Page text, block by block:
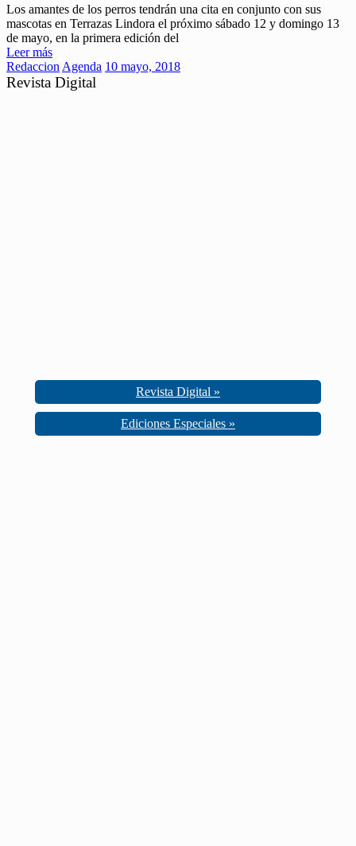
Los amantes de los perros tendrán una cita en conjunto con sus
mascotas en Terrazas Lindora el próximo sábado 12 y domingo 13
de mayo, en la primera edición del
Leer más
Redaccion Agenda 10 mayo, 2018
Revista Digital
Revista Digital »
Ediciones Especiales »